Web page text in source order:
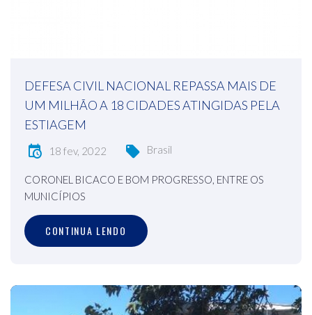
DEFESA CIVIL NACIONAL REPASSA MAIS DE
UM MILHÃO A 18 CIDADES ATINGIDAS PELA
ESTIAGEM
18 fev, 2022 Brasil
CORONEL BICACO E BOM PROGRESSO, ENTRE OS
MUNICÍPIOS
CONTINUA LENDO